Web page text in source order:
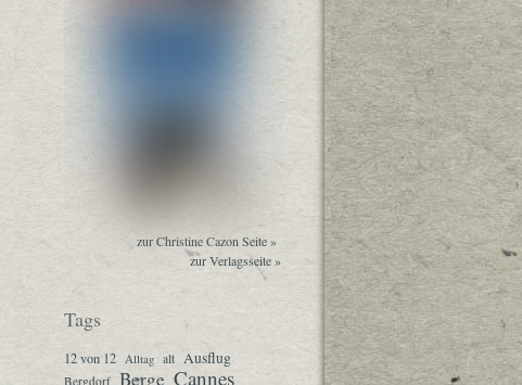
zur Christine Cazon Seite »
zur Verlagsseite »
Tags
12 von 12 Alltag alt Ausflug
Bergdorf Berge Cannes